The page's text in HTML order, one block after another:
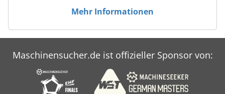
Mehr Informationen
Maschinensucher.de ist offizieller Sponsor von: